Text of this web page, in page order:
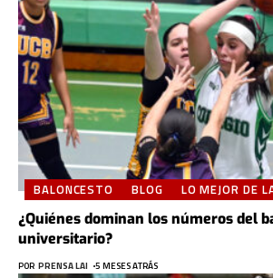
BALONCESTO BLOG LO MEJOR DE
¿Quiénes dominan los números del
universitario?
POR PRENSA LAI 5 MESES ATRÁS